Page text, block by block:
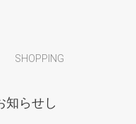
SHOPPING
知らせし